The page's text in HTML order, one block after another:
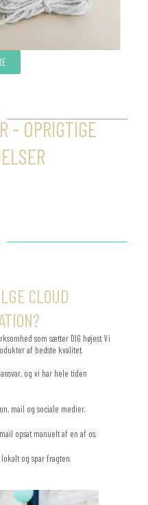
- OPRIGTIGE
CLOUD
som sætter DIG højest. Vi
af bedste kvalitet.
og vi har hele tiden
mail og sociale medier.
opsat manuelt af en af os.
lokalt og spar fragten.